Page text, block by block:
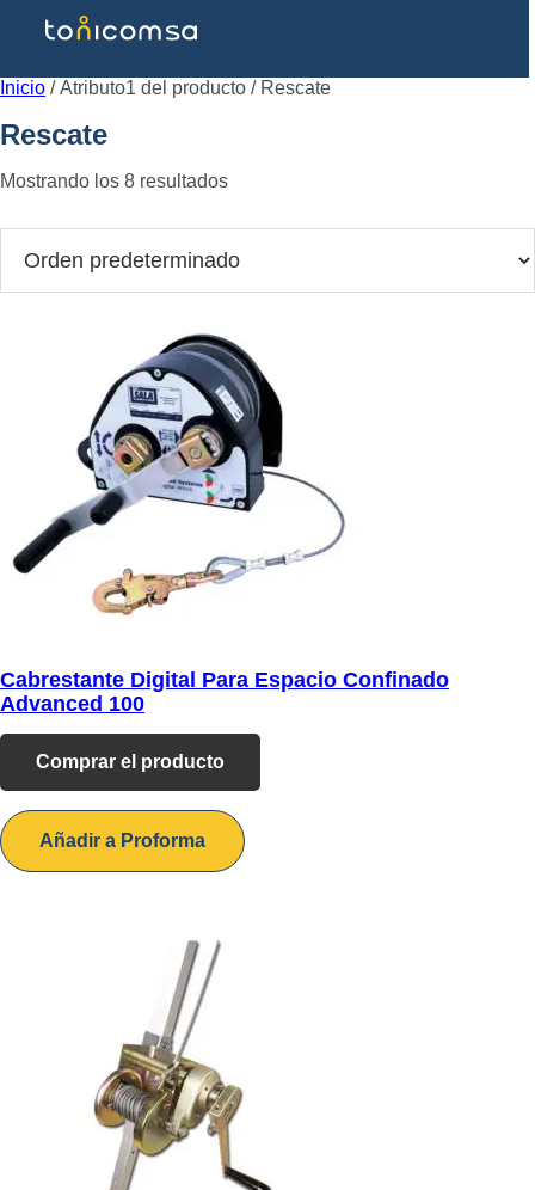
Inicio / Atributo1 del producto / Rescate
Rescate
Mostrando los 8 resultados
Cabrestante Digital Para Espacio Confinado
Advanced 100
Comprar el producto
Añadir a Proforma